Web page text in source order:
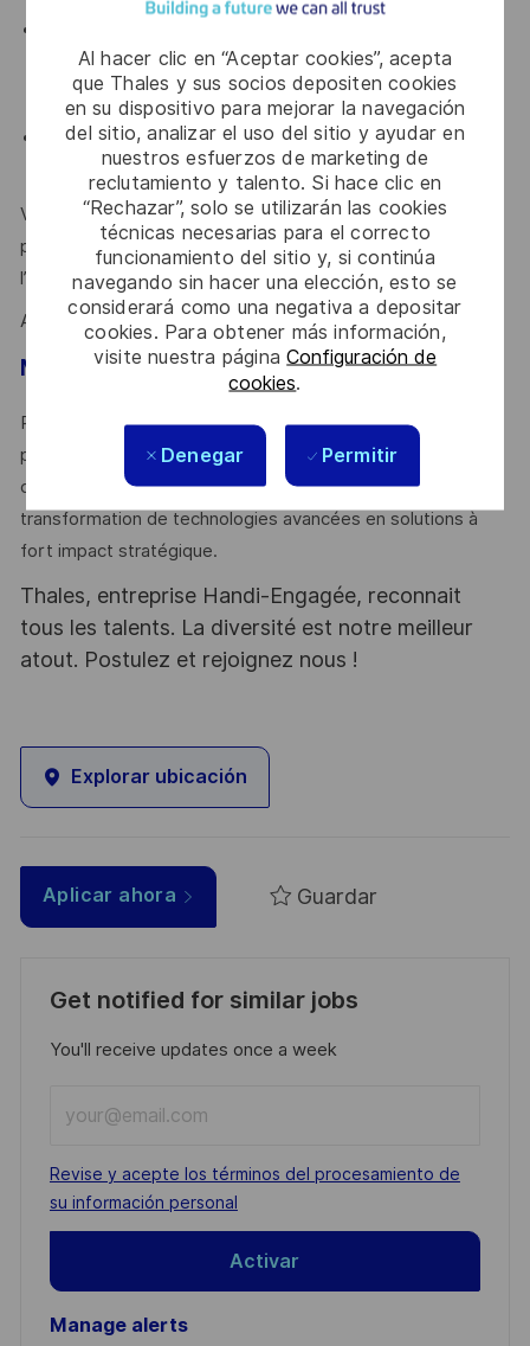
Al hacer clic en “Aceptar cookies”, acepta
que Thales y sus socios depositen cookies
en su dispositivo para mejorar la navegación
del sitio, analizar el uso del sitio y ayudar en
nuestros esfuerzos de marketing de
reclutamiento y talento. Si hace clic en
“Rechazar”, solo se utilizarán las cookies
técnicas necesarias para el correcto
funcionamiento del sitio y, si continúa
navegando sin hacer una elección, esto se
considerará como una negativa a depositar
cookies. Para obtener más información,
visite nuestra páginaConfiguración de
cookies.
Denegar Permitir
de scheduling et d’orchestration, y compris en
environnement critique.
Anglais courant (lu, écrit, parlé).
Votre leadership, votre esprit de synthèse, votre vision
produit et votre sens de l’innovation sont des atouts que
l’on vous reconnait ?
Alors ce poste est fait pour vous !
Mot de l’équipe
Rejoignez nous pour participer à la conception d’une
plateforme logicielle spatiale de nouvelle génération, au
croisement du spatial, de la data et de l’IA, et à la
transformation de technologies avancées en solutions à
fort impact stratégique.
Thales, entreprise Handi-Engagée, reconnait
tous les talents. La diversité est notre meilleur
atout. Postulez et rejoignez nous !
Explorar ubicación
Aplicar ahora Guardar
Get notified for similar jobs
You'll receive updates once a week
Email
address
(Required)
Required
Revise y acepte los términos del procesamiento de
su información personal
Activar
Manage alerts